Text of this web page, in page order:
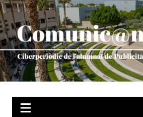
Saltar
al
contenido